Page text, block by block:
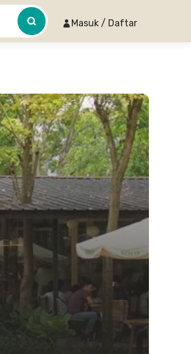
Masuk / Daftar